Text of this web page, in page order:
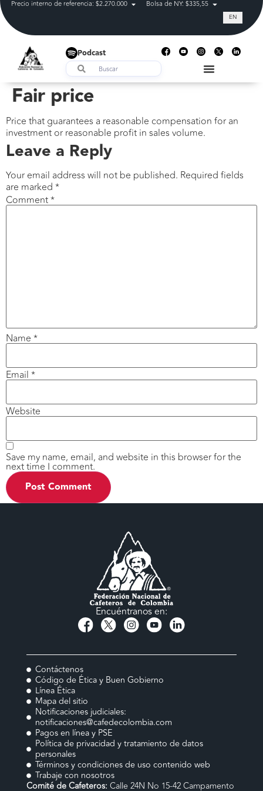
Precio interno de referencia: $2.270.000 Bolsa de NY: $335,55 Tasa de
EN
Podcast
Fair price
Price that guarantees a reasonable compensation for an
investment or reasonable profit in sales volume.
Leave a Reply
Your email address will not be published. Required fields
are marked *
Comment*
Name *
Email *
Website
Save my name, email, and website in this browser for the
next time I comment.
Encuéntranos en:
Contáctenos
Código de Ética y Buen Gobierno
Línea Ética
Mapa del sitio
Notificaciones judiciales:
notificaciones@cafedecolombia.com
Pagos en línea y PSE
Política de privacidad y tratamiento de datos
personales
Términos y condiciones de uso contenido web
Trabaje con nosotros
Comité de Cafeteros: Calle 24N No 15-42 Campamento